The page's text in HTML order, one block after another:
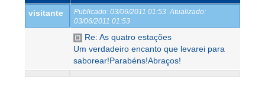
visitante Publicado: 03/06/2011 01:53 Atualizado:
03/06/2011 01:53
Re: As quatro estações
Um verdadeiro encanto que levarei para
saborear!Parabéns!Abraços!